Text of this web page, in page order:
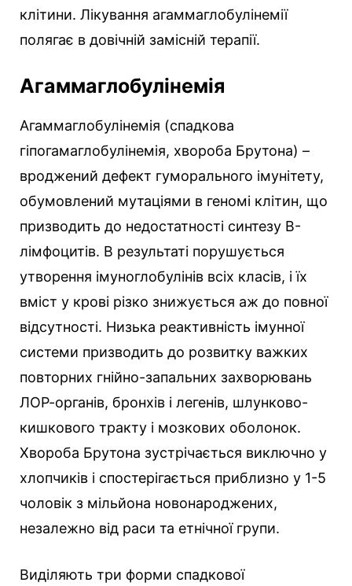
клітини. Лікування агаммаглобулінемії
полягає в довічній замісній терапії.
Агаммаглобулінемія
Агаммаглобулінемія (спадкова
гіпогамаглобулінемія, хвороба Брутона) –
вроджений дефект гуморального імунітету,
обумовлений мутаціями в геномі клітин, що
призводить до недостатності синтезу B-
лімфоцитів. В результаті порушується
утворення імуноглобулінів всіх класів, і їх
вміст у крові різко знижується аж до повної
відсутності. Низька реактивність імунної
системи призводить до розвитку важких
повторних гнійно-запальних захворювань
ЛОР-органів, бронхів і легенів, шлунково-
кишкового тракту і мозкових оболонок.
Хвороба Брутона зустрічається виключно у
хлопчиків і спостерігається приблизно у 1-5
чоловік з мільйона новонароджених,
незалежно від раси та етнічної групи.
Виділяють три форми спадкової